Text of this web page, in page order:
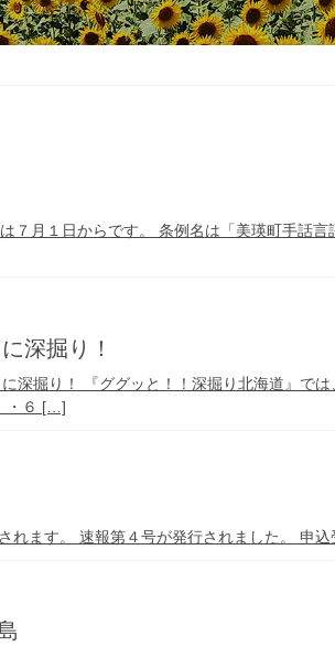
７月１日からです。 条例名は「美瑛町手話
深掘り！
深掘り！ 『ググッと！！深掘り北海道』で
・６ […]
れます。 速報第４号が発行されました。 申